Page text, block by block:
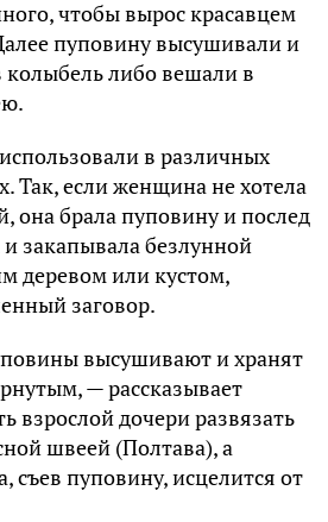
чтобы вырос красавцем
пуповину высушивали и
либо вешали в
в различных
Так, если женщина не хотела
она брала пуповину и послед
закапывала безлунной
деревом или кустом,
заговор.
высушивают и хранят
— рассказывает
взрослой дочери развязать
швеей (Полтава), а
съев пуповину, исцелится от